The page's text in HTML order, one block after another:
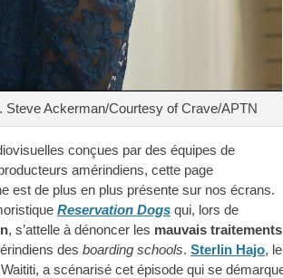
Steve Ackerman/Courtesy of Crave/APTN
conçues par des équipes de
amérindiens, cette page
est de plus en plus présente sur nos écrans.
Reservation Dogs qui, lors de
, s’attelle à dénoncer les mauvais traitements
des boarding schools. Sterlin Hajo, le
a scénarisé cet épisode qui se